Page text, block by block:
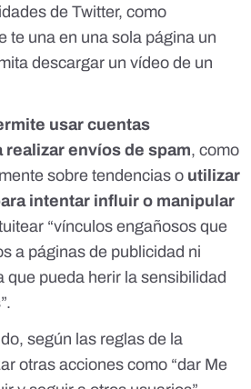
de Twitter, como
te una en una sola página un
descargar un vídeo de un
usar cuentas
realizar envíos de spam, como
sobre tendencias o utilizar
intentar influir o manipular
“vínculos engañosos que
a páginas de publicidad ni
que pueda herir la sensibilidad
según las reglas de la
otras acciones como “dar Me